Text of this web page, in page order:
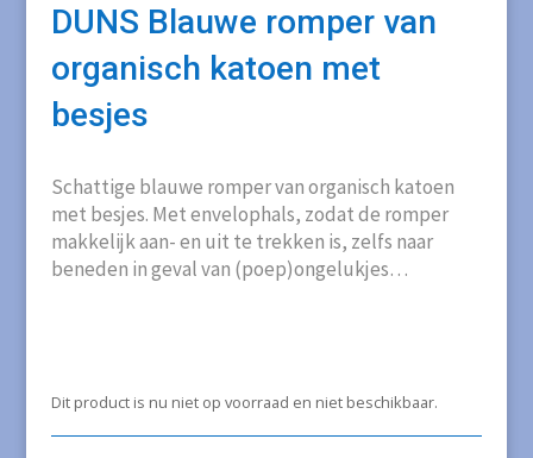
DUNS Blauwe romper van
organisch katoen met
besjes
Schattige blauwe romper van organisch katoen
met besjes. Met envelophals, zodat de romper
makkelijk aan- en uit te trekken is, zelfs naar
beneden in geval van (poep)ongelukjes…
Dit product is nu niet op voorraad en niet beschikbaar.